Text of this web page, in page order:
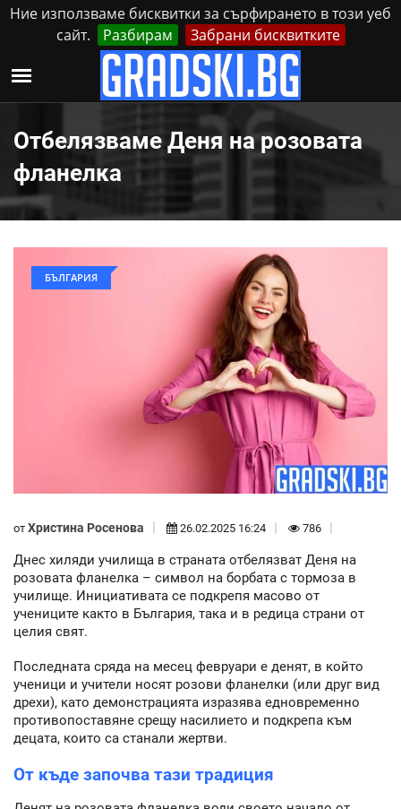
Ние използваме бисквитки за сърфирането в този уеб
сайт.
Разбирам Забрани бисквитките
Понеделник, 10 Август, 2026 Реклама
Отбелязваме Деня на розовата
фланелка
БЪЛГАРИЯ
от Христина Росенова 26.02.2025 16:24 786
Днес хиляди училища в страната отбелязват Деня на
розовата фланелка – символ на борбата с тормоза в
училище. Инициативата се подкрепя масово от
учениците както в България, така и в редица страни от
целия свят.
Последната сряда на месец февруари е денят, в който
ученици и учители носят розови фланелки (или друг вид
дрехи), като демонстрацията изразява едновременно
противопоставяне срещу насилието и подкрепа към
децата, които са станали жертви.
От къде започва тази традиция